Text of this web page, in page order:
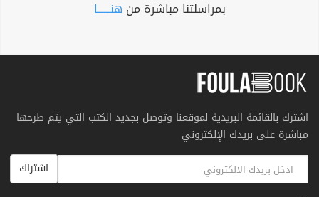
بمراسلتنا مباشرة من هنــــــا
اشترك بالقائمة البريدية لموقعنا وتوصل بجديد الكتب التي يتم طرحها
مباشرة على بريدك الإلكتروني
اشتراك